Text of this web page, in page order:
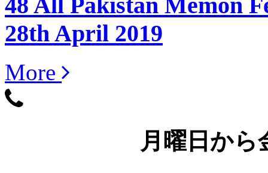
28th April 2019
More
月曜日から